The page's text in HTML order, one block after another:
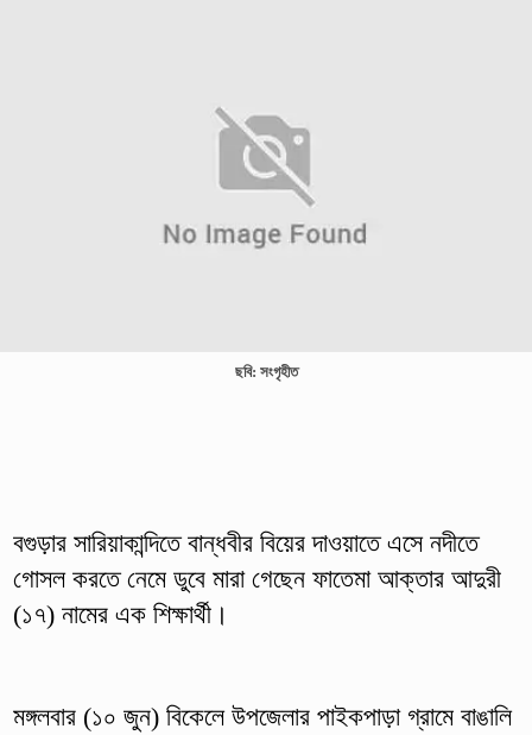
ছবি: সংগৃহীত
বগুড়ার সারিয়াকান্দিতে বান্ধবীর বিয়ের দাওয়াতে এসে নদীতে
গোসল করতে নেমে ডুবে মারা গেছেন ফাতেমা আক্তার আদুরী
(১৭) নামের এক শিক্ষার্থী।
মঙ্গলবার (১০ জুন) বিকেলে উপজেলার পাইকপাড়া গ্রামে বাঙালি